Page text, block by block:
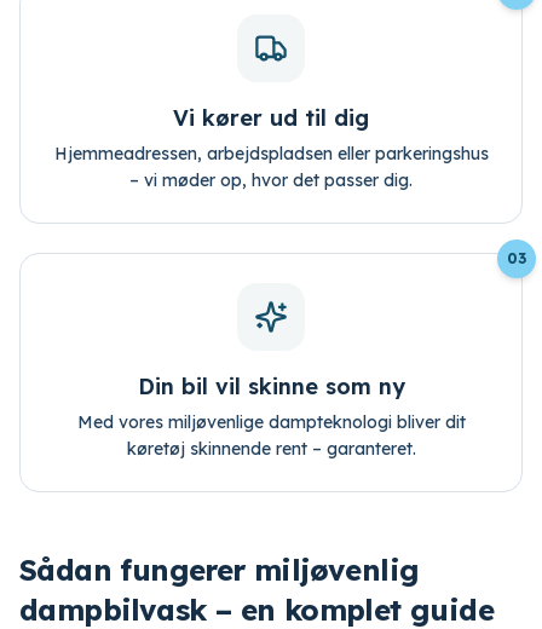
Vi kører ud til dig
Hjemmeadressen, arbejdspladsen eller parkeringshus
– vi møder op, hvor det passer dig.
03
Din bil vil skinne som ny
Med vores miljøvenlige dampteknologi bliver dit
køretøj skinnende rent – garanteret.
Sådan fungerer miljøvenlig
dampbilvask – en komplet guide